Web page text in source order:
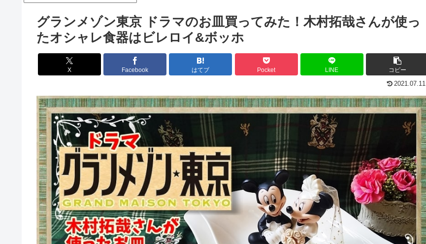
グランメゾン東京 ドラマのお皿買ってみた！木村拓哉さんが使っ
たオシャレ食器はビレロイ&ボッホ
X Facebook はてブ Pocket LINE コピー
2021.07.11